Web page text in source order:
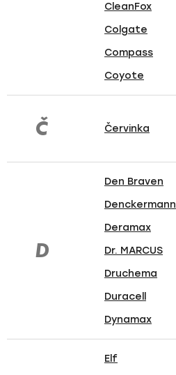
CleanFox
Colgate
Compass
Coyote
Č Červinka
D
Den Braven
Denckermann
Deramax
Dr. MARCUS
Druchema
Duracell
Dynamax
Elf